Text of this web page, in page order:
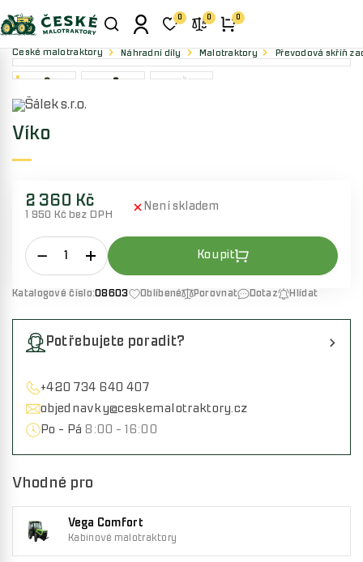
0 0 0
České malotraktory Náhradní díly Malotraktory Převodová skříň
Víko
2 360 Kč
1 950 Kč bez DPH
Není skladem
Katalogové číslo:08603 Oblíbené Porovnat Dotaz Hlídat
Potřebujete poradit?
+420 734 640 407
objednavky@ceskemalotraktory.cz
Po - Pá 8:00 - 16:00
Vhodné pro
Vega Comfort
Kabinové malotraktory